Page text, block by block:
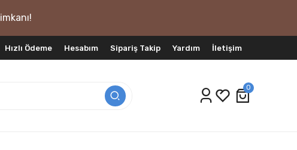
imkanı!
Hızlı Ödeme Hesabım Sipariş Takip Yardım İletişim
0